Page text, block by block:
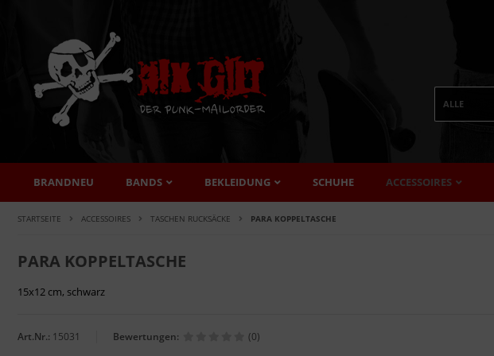
ALLE
BRANDNEU BANDS BEKLEIDUNG SCHUHE ACCESSOIRES
STARTSEITE ACCESSOIRES TASCHEN RUCKSÄCKE PARA KOPPELTASCHE
PARA KOPPELTASCHE
15x12 cm, schwarz
Art.Nr.: 15031 Bewertungen: (0)